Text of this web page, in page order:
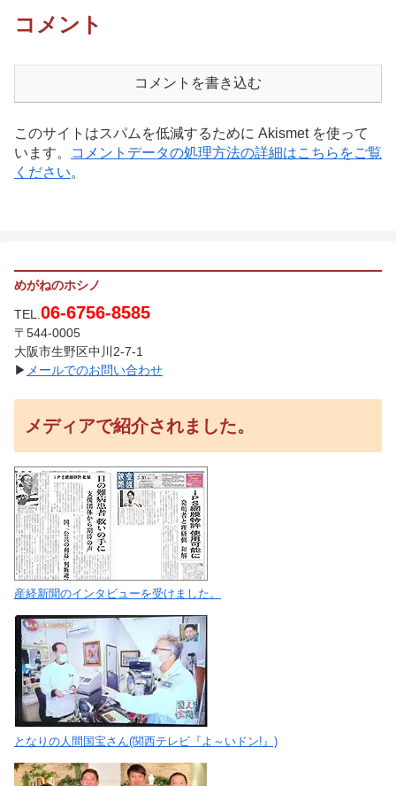
コメント
コメントを書き込む
このサイトはスパムを低減するために Akismet を使って
います。
コメントデータの処理方法の詳細はこちらをご覧
ください。
めがねのホシノ
TEL. 06-6756-8585
〒544-0005
大阪市生野区中川2-7-1
▶ メールでのお問い合わせ
メディアで紹介されました。
産経新聞のインタビューを受けました。
となりの人間国宝さん(関西テレビ『よ～いドン!』)